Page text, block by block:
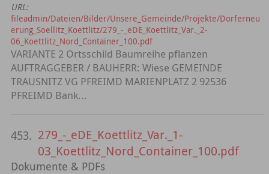
URL:
fileadmin/Dateien/Bilder/Unsere_Gemeinde/Projekte/Dorferneu
erung_Soellitz_Koettlitz/279_-_eDE_Koettlitz_Var._2-
06_Koettlitz_Nord_Container_100.pdf
VARIANTE 2 Ortsschild Baumreihe pflanzen
AUFTRAGGEBER / BAUHERR: Wiese GEMEINDE
TRAUSNITZ VG PFREIMD MARIENPLATZ 2 92536
PFREIMD Bank...
453. 279_-_eDE_Koettlitz_Var._1-
03_Koettlitz_Nord_Container_100.pdf
Dokumente & PDFs